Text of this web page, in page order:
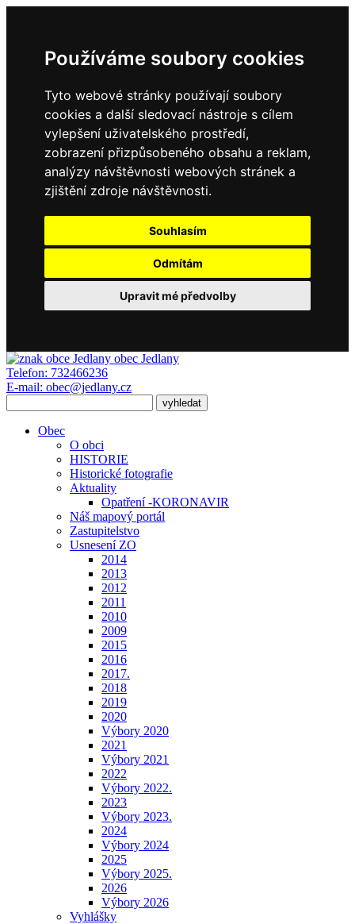
Používáme soubory cookies
Tyto webové stránky používají soubory
cookies a další sledovací nástroje s cílem
vylepšení uživatelského prostředí,
zobrazení přizpůsobeného obsahu a reklam,
analýzy návštěvnosti webových stránek a
zjištění zdroje návštěvnosti.
Souhlasím
Odmítám
Upravit mé předvolby
obec Jedlany
Telefon: 732466236
E-mail: obec@jedlany.cz
Obec
O obci
HISTORIE
Historické fotografie
Aktuality
Opatření -KORONAVIR
Náš mapový portál
Zastupitelstvo
Usnesení ZO
2014
2013
2012
2011
2010
2009
2015
2016
2017.
2018
2019
2020
Výbory 2020
2021
Výbory 2021
2022
Výbory 2022.
2023
Výbory 2023.
2024
Výbory 2024
2025
Výbory 2025.
2026
Výbory 2026
Vyhlášky